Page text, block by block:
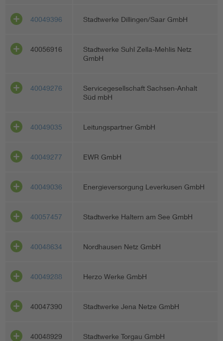
40049396 Stadtwerke Dillingen/Saar GmbH
40056916
Stadtwerke Suhl Zella-Mehlis Netz
GmbH
40049276
Servicegesellschaft Sachsen-Anhalt
Süd mbH
40049035 Leitungspartner GmbH
40049277 EWR GmbH
40049036 Energieversorgung Leverkusen GmbH
40057457 Stadtwerke Haltern am See GmbH
40048634 Nordhausen Netz GmbH
40049288 Herzo Werke GmbH
40047390 Stadtwerke Jena Netze GmbH
40048929 Stadtwerke Torgau GmbH